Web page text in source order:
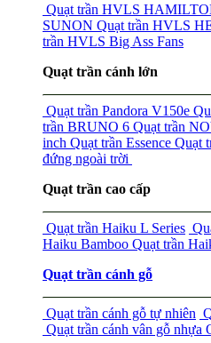
Quạt trần HVLS
SUNON Quạt trần HVLS
trần HVLS Big Ass Fans
Quạt trần cánh lớn
Quạt trần Pandora V150e
trần BRUNO 6 Quạt trần
inch Quạt trần Essence Quạt
đứng ngoài trời
Quạt trần cao cấp
Quạt trần Haiku L Series
Haiku Bamboo Quạt trần
Quạt trần cánh gỗ
Quạt trần cánh gỗ tự nhiên
Quạt trần cánh vân gỗ nhựa